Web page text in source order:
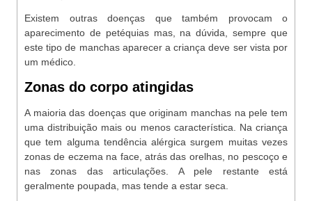
Existem outras doenças que também provocam o
aparecimento de petéquias mas, na dúvida, sempre que
este tipo de manchas aparecer a criança deve ser vista por
um médico.
Zonas do corpo atingidas
A maioria das doenças que originam manchas na pele tem
uma distribuição mais ou menos característica. Na criança
que tem alguma tendência alérgica surgem muitas vezes
zonas de eczema na face, atrás das orelhas, no pescoço e
nas zonas das articulações. A pele restante está
geralmente poupada, mas tende a estar seca.